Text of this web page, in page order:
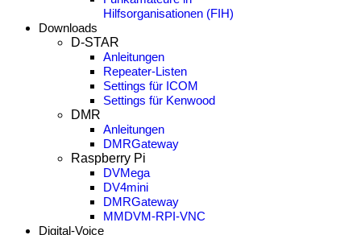
Hilfsorganisationen (FIH)
Downloads
D-STAR
Anleitungen
Repeater-Listen
Settings für ICOM
Settings für Kenwood
DMR
Anleitungen
DMRGateway
Raspberry Pi
DVMega
DV4mini
DMRGateway
MMDVM-RPI-VNC
Digital-Voice